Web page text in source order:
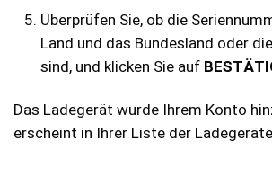
Überprüfen Sie, ob die
Land und das Bundesland oder
sind, und klicken Sie auf
Das Ladegerät wurde Ihrem Konto
erscheint in Ihrer Liste der